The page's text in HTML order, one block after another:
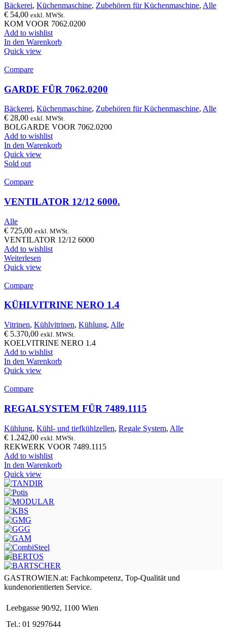
Bäckerei, Küchenmaschine, Zubehören für Küchenmaschine, Alle
€ 54,00 exkl. MWSt.
KOM VOOR 7062.0200
Add to wishlist
In den Warenkorb
Quick view
Compare
GARDE FÜR 7062.0200
Bäckerei, Küchenmaschine, Zubehören für Küchenmaschine, Alle
€ 28,00 exkl. MWSt.
BOLGARDE VOOR 7062.0200
Add to wishlist
In den Warenkorb
Quick view
Sold out
Compare
VENTILATOR 12/12 6000.
Alle
€ 725,00 exkl. MWSt.
VENTILATOR 12/12 6000
Add to wishlist
Weiterlesen
Quick view
Compare
KÜHLVITRINE NERO 1.4
Vitrinen, Kühlvitrinen, Kühlung, Alle
€ 5.370,00 exkl. MWSt.
KOELVITRINE NERO 1.4
Add to wishlist
In den Warenkorb
Quick view
Compare
REGALSYSTEM FÜR 7489.1115
Kühlung, Kühl- und tiefkühlzellen, Regale System, Alle
€ 1.242,00 exkl. MWSt.
REKWERK VOOR 7489.1115
Add to wishlist
In den Warenkorb
Quick view
GASTROWIEN.at: Fachkompetenz, Top-Qualität und
kundenorientierten Service.
Leebgasse 90/92, 1100 Wien
Tel.: 01 9297644